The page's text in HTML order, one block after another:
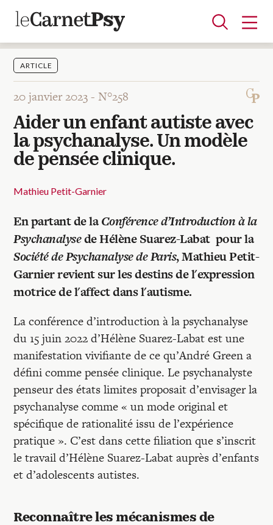
Articles
A la une
Adolescence
Dispositif
Enfance
Périnatalité
Psychanalyse
Psychopathologie
Soin
Dossiers
Auteurs
Blocs-notes
Recherches
Entretiens
Revues
Colloque
Mon panier
ARTICLE
20 janvier 2023 -N°258
Aider un enfant autiste avec
la psychanalyse. Un modèle
de pensée clinique.
Mathieu Petit-Garnier
En partant de laConférence d’Introduction à la
Psychanalysede Hélène Suarez-Labat pour la
Société de Psychanalyse de Paris, Mathieu Petit-
Garnier revient sur les destins de l'expression
motrice de l'affect dans l'autisme.
La conférence d’introduction à la psychanalyse
du 15 juin 2022 d’Hélène Suarez-Labat est une
manifestation vivifiante de ce qu’André Green a
défini comme pensée clinique. Le psychanalyste
penseur des états limites proposait d’envisager la
psychanalyse comme « un mode original et
spécifique de rationalité issu de l’expérience
pratique ». C’est dans cette filiation que s’inscrit
le travail d’Hélène Suarez-Labat auprès d’enfants
et d’adolescents autistes.
Reconnaître les mécanismes de